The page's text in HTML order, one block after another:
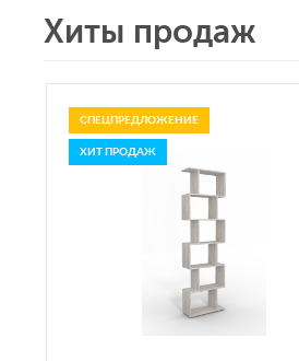
Хиты продаж
СПЕЦПРЕДЛОЖЕНИЕ
ХИТ ПРОДАЖ